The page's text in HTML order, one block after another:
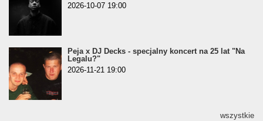
2026-10-07 19:00
Peja x DJ Decks - specjalny koncert na 25 lat "Na
Legalu?"
2026-11-21 19:00
wszystkie